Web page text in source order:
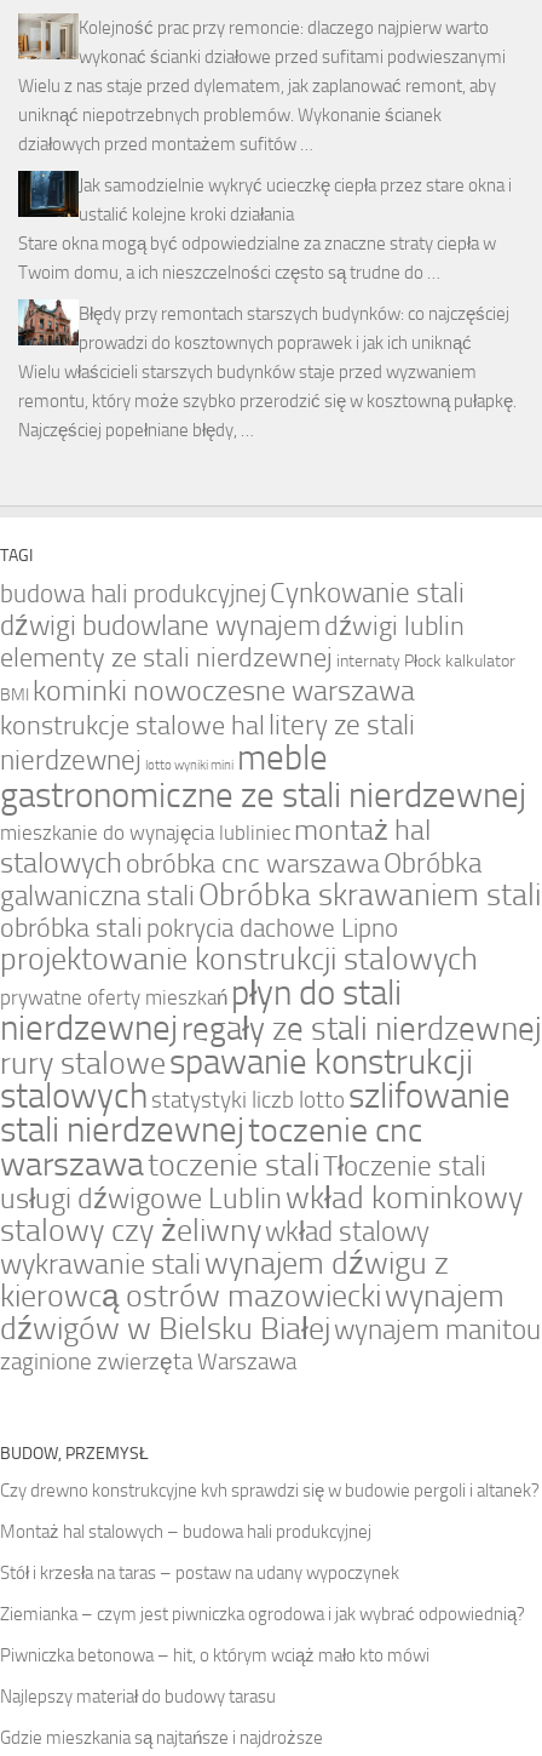
Kolejność prac przy remoncie: dlaczego najpierw warto
wykonać ścianki działowe przed sufitami podwieszanymi
Wielu z nas staje przed dylematem, jak zaplanować remont, aby
uniknąć niepotrzebnych problemów. Wykonanie ścianek
działowych przed montażem sufitów …
Jak samodzielnie wykryć ucieczkę ciepła przez stare okna i
ustalić kolejne kroki działania
Stare okna mogą być odpowiedzialne za znaczne straty ciepła w
Twoim domu, a ich nieszczelności często są trudne do …
Błędy przy remontach starszych budynków: co najczęściej
prowadzi do kosztownych poprawek i jak ich uniknąć
Wielu właścicieli starszych budynków staje przed wyzwaniem
remontu, który może szybko przerodzić się w kosztowną pułapkę.
Najczęściej popełniane błędy, …
TAGI
budowa hali produkcyjnej Cynkowanie stali
dźwigi budowlane wynajemdźwigi lublin
elementy ze stali nierdzewnej internaty Płock kalkulator
BMI kominki nowoczesne warszawa
konstrukcje stalowe hal litery ze stali
nierdzewnej lotto wyniki mini meble
gastronomiczne ze stali nierdzewnej
mieszkanie do wynajęcia lubliniec montaż hal
stalowych obróbka cnc warszawaObróbka
galwaniczna stali Obróbka skrawaniem stali
obróbka stali pokrycia dachowe Lipno
projektowanie konstrukcji stalowych
prywatne oferty mieszkań płyn do stali
nierdzewnej regały ze stali nierdzewnej
rury stalowespawanie konstrukcji
stalowych statystyki liczb lotto szlifowanie
stali nierdzewnejtoczenie cnc
warszawatoczenie staliTłoczenie stali
usługi dźwigowe Lublin wkład kominkowy
stalowy czy żeliwnywkład stalowy
wykrawanie staliwynajem dźwigu z
kierowcą ostrów mazowieckiwynajem
dźwigów w Bielsku Białejwynajem manitou
zaginione zwierzęta Warszawa
BUDOW, PRZEMYSŁ
Czy drewno konstrukcyjne kvh sprawdzi się w budowie pergoli i altanek?
Montaż hal stalowych – budowa hali produkcyjnej
Stół i krzesła na taras – postaw na udany wypoczynek
Ziemianka – czym jest piwniczka ogrodowa i jak wybrać odpowiednią?
Piwniczka betonowa – hit, o którym wciąż mało kto mówi
Najlepszy materiał do budowy tarasu
Gdzie mieszkania są najtańsze i najdroższe